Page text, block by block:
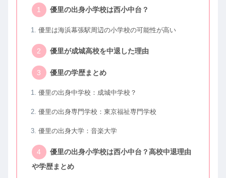
優里の出身小学校は西小中台？
優里は海浜幕張駅周辺の小学校の可能性が高い
優里が成城高校を中退した理由
優里の学歴まとめ
優里の出身中学校：成城中学校？
優里の出身専門学校：東京福祉専門学校
優里の出身大学：音楽大学
優里の出身小学校は西小中台？高校中退理由
や学歴まとめ